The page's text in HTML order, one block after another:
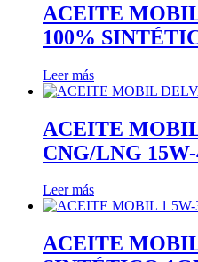
ACEITE
100%
Leer más
ACEITE
CNG/LNG
Leer más
ACEITE